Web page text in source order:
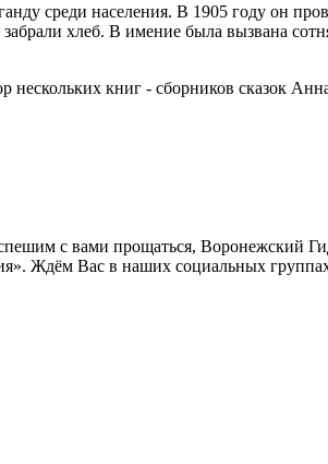
среди населения. В 1905 году он
хлеб. В имение была вызвана
нескольких книг - сборников сказок
с вами прощаться, Воронежский
Ждём Вас в наших социальных